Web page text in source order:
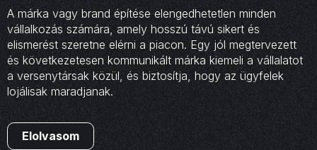
A márka vagy brand építése elengedhetetlen minden
vállalkozás számára, amely hosszú távú sikert és
elismerést szeretne elérni a piacon. Egy jól megtervezett
és következetesen kommunikált márka kiemeli a vállalatot
a versenytársak közül, és biztosítja, hogy az ügyfelek
lojálisak maradjanak.
Elolvasom